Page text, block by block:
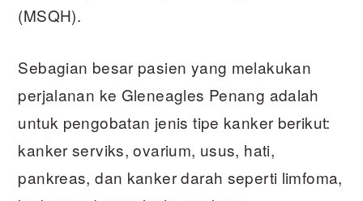
(MSQH).
Sebagian besar pasien yang melakukan
perjalanan ke Gleneagles Penang adalah
untuk pengobatan jenis tipe kanker berikut:
kanker serviks, ovarium, usus, hati,
pankreas, dan kanker darah seperti limfoma,